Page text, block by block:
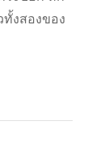
งสองของ